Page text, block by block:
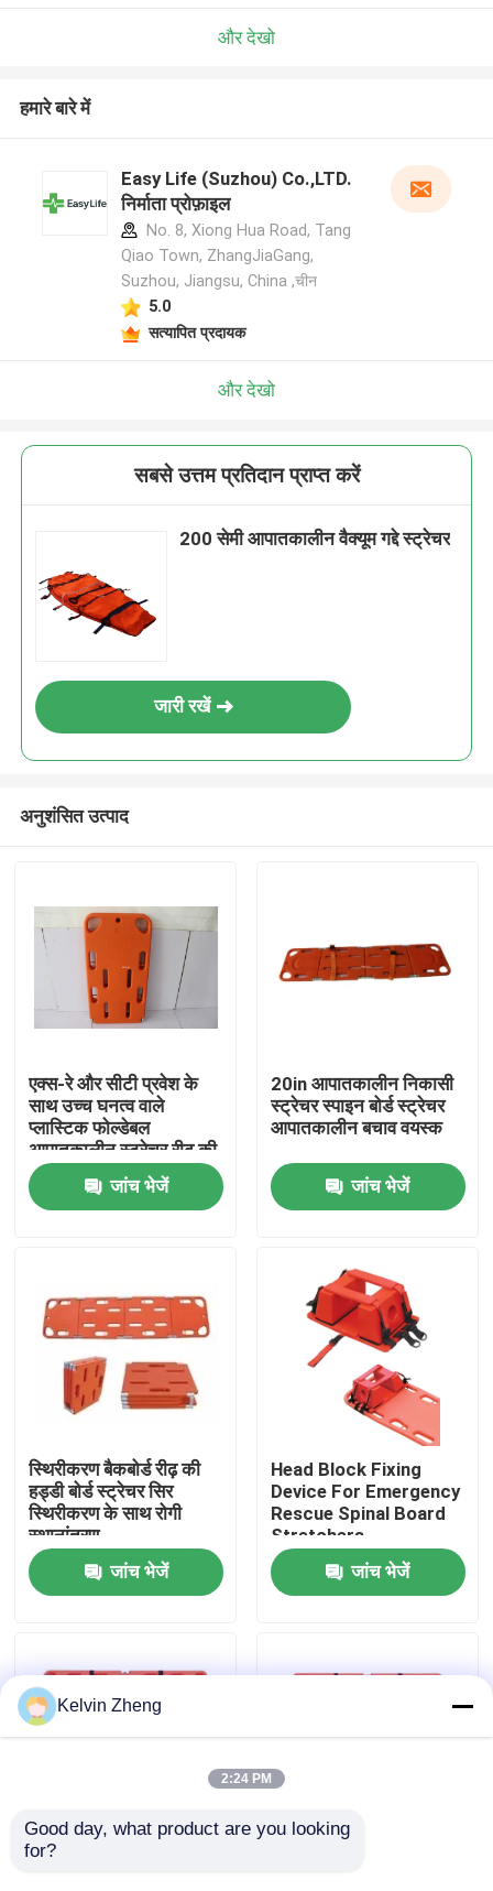
उत्पाद
वीडियो
हमारे बारे में
कारखाने का दौरा
गुणवत्ता नियंत्रण
हमसे संपर्क करें
समाचार
और देखो
हमारे बारे में
Easy Life (Suzhou) Co.,LTD.
निर्माता प्रोफ़ाइल
No. 8, Xiong Hua Road, Tang
Qiao Town, ZhangJiaGang,
Suzhou, Jiangsu, China ,चीन
5.0
सत्यापित प्रदायक
और देखो
सबसे उत्तम प्रतिदान प्राप्त करें
200 सेमी आपातकालीन वैक्यूम गद्दे स्ट्रेचर
जारी रखें
अनुशंसित उत्पाद
एक्स-रे और सीटी प्रवेश के
साथ उच्च घनत्व वाले
प्लास्टिक फोल्डेबल
आपातकालीन स्ट्रेचर रीढ़ की
हड्डी बोर्ड
जांच भेजें
20in आपातकालीन निकासी
स्ट्रेचर स्पाइन बोर्ड स्ट्रेचर
आपातकालीन बचाव वयस्क
जांच भेजें
स्थिरीकरण बैकबोर्ड रीढ़ की
हड्डी बोर्ड स्ट्रेचर सिर
स्थिरीकरण के साथ रोगी
स्थानांतरण
जांच भेजें
Head Block Fixing
Device For Emergency
Rescue Spinal Board
Stretchers
जांच भेजें
191x 47 X 3cm 159 Kg
Kelvin Zheng
2:24 PM
Good day, what product are you looking
for?